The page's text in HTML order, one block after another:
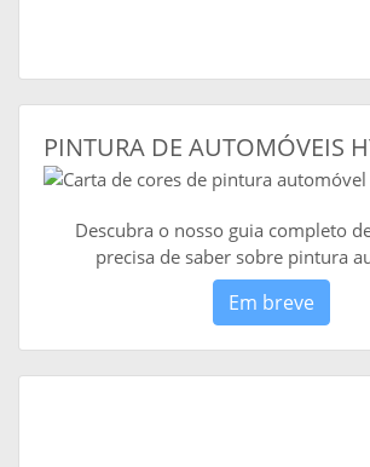
PINTURA DE AUTOMÓVEIS
Descubra o nosso guia completo
precisa de saber sobre pintura
Em breve